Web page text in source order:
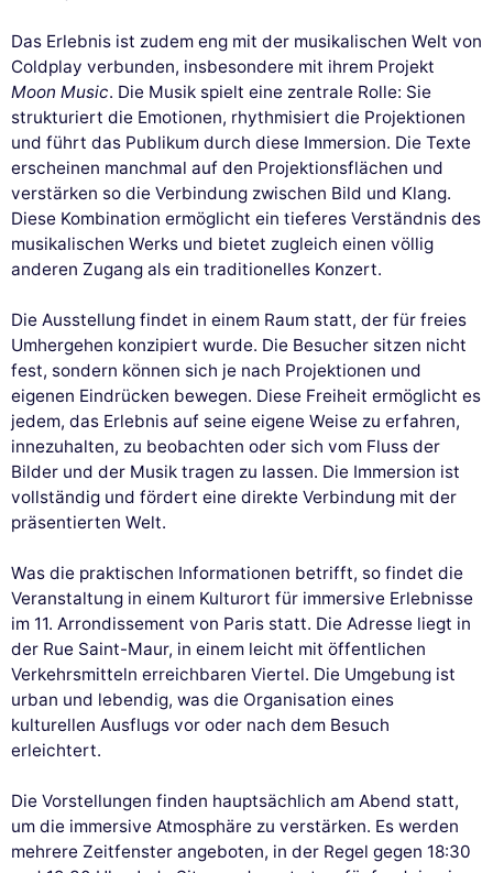
Das Erlebnis ist zudem eng mit der musikalischen Welt von
Coldplay verbunden, insbesondere mit ihrem Projekt
Moon Music. Die Musik spielt eine zentrale Rolle: Sie
strukturiert die Emotionen, rhythmisiert die Projektionen
und führt das Publikum durch diese Immersion. Die Texte
erscheinen manchmal auf den Projektionsflächen und
verstärken so die Verbindung zwischen Bild und Klang.
Diese Kombination ermöglicht ein tieferes Verständnis des
musikalischen Werks und bietet zugleich einen völlig
anderen Zugang als ein traditionelles Konzert.
Die Ausstellung findet in einem Raum statt, der für freies
Umhergehen konzipiert wurde. Die Besucher sitzen nicht
fest, sondern können sich je nach Projektionen und
eigenen Eindrücken bewegen. Diese Freiheit ermöglicht es
jedem, das Erlebnis auf seine eigene Weise zu erfahren,
innezuhalten, zu beobachten oder sich vom Fluss der
Bilder und der Musik tragen zu lassen. Die Immersion ist
vollständig und fördert eine direkte Verbindung mit der
präsentierten Welt.
Was die praktischen Informationen betrifft, so findet die
Veranstaltung in einem Kulturort für immersive Erlebnisse
im 11. Arrondissement von Paris statt. Die Adresse liegt in
der Rue Saint-Maur, in einem leicht mit öffentlichen
Verkehrsmitteln erreichbaren Viertel. Die Umgebung ist
urban und lebendig, was die Organisation eines
kulturellen Ausflugs vor oder nach dem Besuch
erleichtert.
Die Vorstellungen finden hauptsächlich am Abend statt,
um die immersive Atmosphäre zu verstärken. Es werden
mehrere Zeitfenster angeboten, in der Regel gegen 18:30